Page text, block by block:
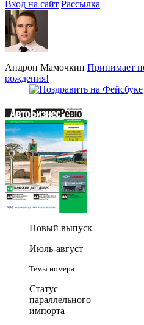
Вход на сайт Рассылка
Андрон Мамочкин Принимает
рождения!
Новый выпуск
Июль-август
Темы номера:
Статус
параллельного
импорта